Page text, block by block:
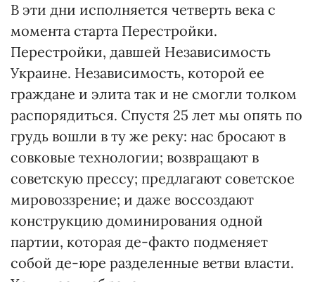
В эти дни исполняется четверть века с
момента старта Перестройки.
Перестройки, давшей Независимость
Украине. Независимость, которой ее
граждане и элита так и не смогли толком
распорядиться. Спустя 25 лет мы опять по
грудь вошли в ту же реку: нас бросают в
совковые технологии; возвращают в
советскую прессу; предлагают советское
мировоззрение; и даже воссоздают
конструкцию доминирования одной
партии, которая де-факто подменяет
собой де-юре разделенные ветви власти.